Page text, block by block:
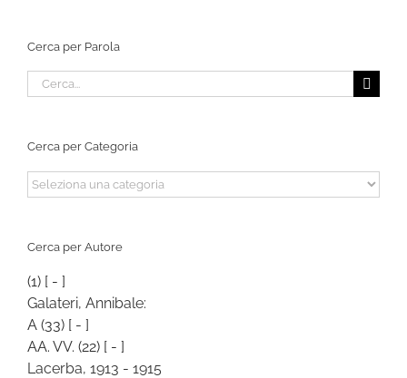
Cerca per Parola
Cerca
per:
Cerca per Categoria
Cerca
per
Cerca per Autore
(1) [ - ]
Galateri, Annibale:
A (33) [ - ]
AA. VV. (22) [ - ]
Lacerba, 1913 - 1915